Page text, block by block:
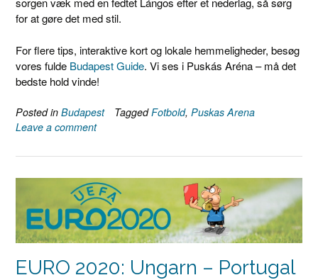
for at gøre det med stil.
For flere tips, interaktive kort og lokale hemmeligheder, besøg
vores fulde Budapest Guide. Vi ses i Puskás Aréna – må det
bedste hold vinde!
Posted in Budapest TaggedFotbold, Puskas Arena
Leave a comment
EURO 2020: Ungarn – Portugal